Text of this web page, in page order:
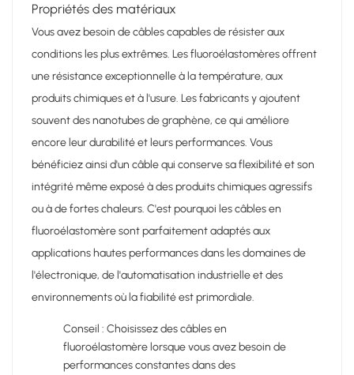
Propriétés des matériaux
Vous avez besoin de câbles capables de résister aux
conditions les plus extrêmes. Les fluoroélastomères offrent
une résistance exceptionnelle à la température, aux
produits chimiques et à l'usure. Les fabricants y ajoutent
souvent des nanotubes de graphène, ce qui améliore
encore leur durabilité et leurs performances. Vous
bénéficiez ainsi d'un câble qui conserve sa flexibilité et son
intégrité même exposé à des produits chimiques agressifs
ou à de fortes chaleurs. C'est pourquoi les câbles en
fluoroélastomère sont parfaitement adaptés aux
applications hautes performances dans les domaines de
l'électronique, de l'automatisation industrielle et des
environnements où la fiabilité est primordiale.
Conseil : Choisissez des câbles en
fluoroélastomère lorsque vous avez besoin de
performances constantes dans des